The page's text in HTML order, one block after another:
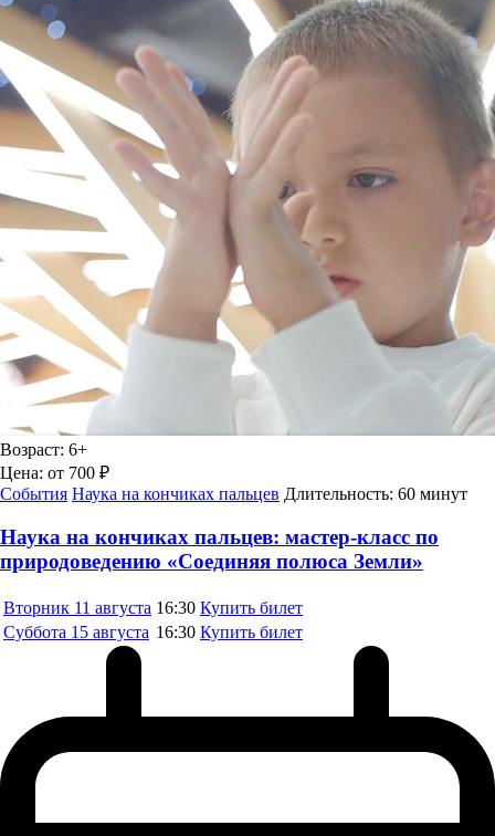
Возраст: 6+
Цена: от 700 ₽
События Наука на кончиках пальцев Длительность: 60 минут
Наука на кончиках пальцев: мастер-класс по
природоведению «Соединяя полюса Земли»
Вторник 11 августа 16:30 Купить билет
Суббота 15 августа 16:30 Купить билет